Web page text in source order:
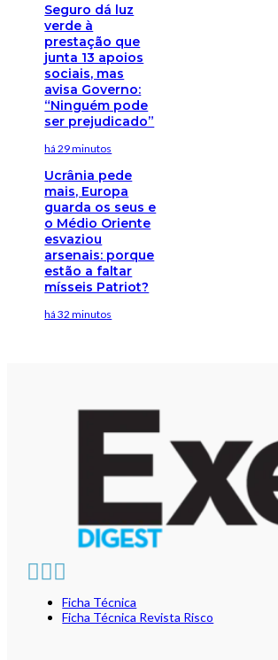
Seguro dá luz
verde à
prestação que
junta 13 apoios
sociais, mas
avisa Governo:
“Ninguém pode
ser prejudicado”
há 29 minutos
Ucrânia pede
mais, Europa
guarda os seus e
o Médio Oriente
esvaziou
arsenais: porque
estão a faltar
mísseis Patriot?
há 32 minutos
Ficha Técnica
Ficha Técnica Revista Risco